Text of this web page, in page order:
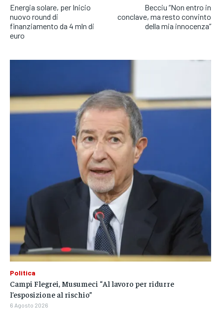
Energia solare, per Inicio
nuovo round di
finanziamento da 4 mln di
euro
Becciu “Non entro in
conclave, ma resto convinto
della mia innocenza”
Politica
Campi Flegrei, Musumeci “Al lavoro per ridurre
l’esposizione al rischio”
6 Agosto 2026